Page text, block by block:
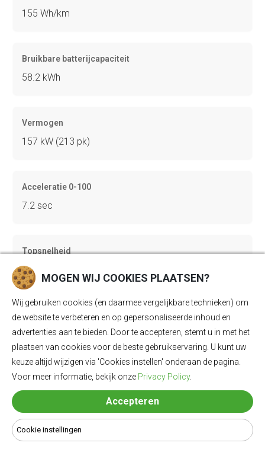
155 Wh/km
Bruikbare batterijcapaciteit
58.2 kWh
Vermogen
157 kW (213 pk)
Acceleratie 0-100
7.2 sec
Topsnelheid
160 km/u
Gewicht
1804 kg
Bagageruimte
Lengte
MOGEN WIJ COOKIES PLAATSEN?
Wij gebruiken cookies (en daarmee vergelijkbare technieken) om
de website te verbeteren en op gepersonaliseerde inhoud en
advertenties aan te bieden. Door te accepteren, stemt u in met het
plaatsen van cookies voor de beste gebruikservaring. U kunt uw
keuze altijd wijzigen via 'Cookies instellen' onderaan de pagina.
Voor meer informatie, bekijk onze Privacy Policy.
Accepteren
Cookie instellingen